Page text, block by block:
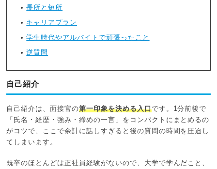
長所と短所
キャリアプラン
学生時代やアルバイトで頑張ったこと
逆質問
自己紹介
自己紹介は、面接官の第一印象を決める入口です。1分前後で
「氏名・経歴・強み・締めの一言」をコンパクトにまとめるの
がコツで、ここで余計に話しすぎると後の質問の時間を圧迫し
てしまいます。
既卒のほとんどは正社員経験がないので、大学で学んだこと、